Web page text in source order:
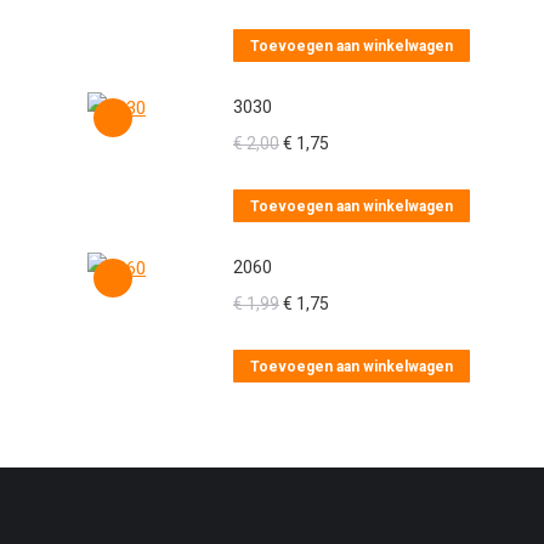
Toevoegen aan winkelwagen
3030
€2,00Oorspronkelijke
was:
€ 1,75
is:
Toevoegen aan winkelwagen
2060
€1,99Oorspronkelijke
was:
€ 1,75
is:
Toevoegen aan winkelwagen